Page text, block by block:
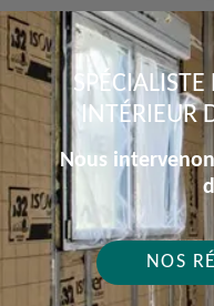
INTÉRIEUR
Nous
NOS